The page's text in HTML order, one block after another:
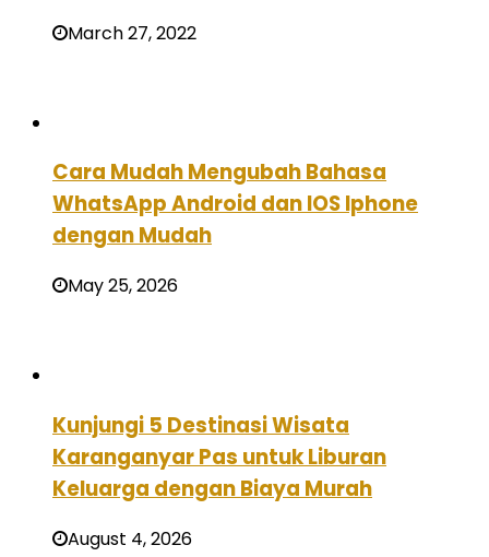
March 27, 2022
Cara Mudah Mengubah Bahasa
WhatsApp Android dan IOS Iphone
dengan Mudah
May 25, 2026
Kunjungi 5 Destinasi Wisata
Karanganyar Pas untuk Liburan
Keluarga dengan Biaya Murah
August 4, 2026